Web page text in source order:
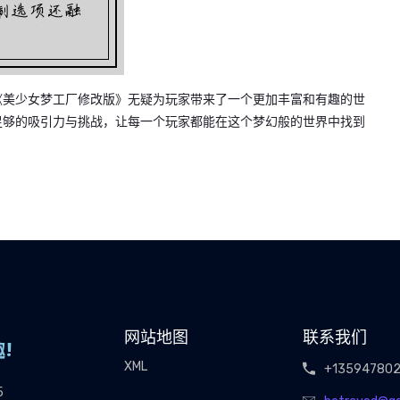
少女梦工厂修改版》无疑为玩家带来了一个更加丰富和有趣的世
的吸引力与挑战，让每一个玩家都能在这个梦幻般的世界中找到
网站地图
XML
联系我们